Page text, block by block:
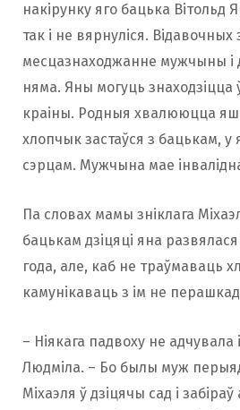
накірунку яго бацька Вітольд
так і не вярнуліся.
месцазнаходжанне мужчыны і
няма. Яны могуць
краіны. Родныя хвалююцца
хлопчык застаўся з бацькам, у
сэрцам. Мужчына мае
Па словах мамы зніклага
бацькам дзіцяці яна развялася
года, але, каб не траўмаваць
камунікаваць з ім не
– Ніякага падвоху не адчувала
Людміла. – Бо былы муж
Міхаэля ў дзіцячы сад і